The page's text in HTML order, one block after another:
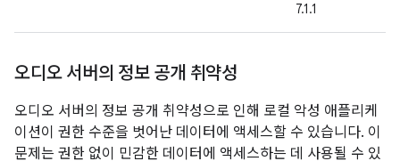
7.1.1
오디오 서버의 정보 공개 취약성
오디오 서버의 정보 공개 취약성으로 인해 로컬 악성 애플리케
이션이 권한 수준을 벗어난 데이터에 액세스할 수 있습니다. 이
문제는 권한 없이 민감한 데이터에 액세스하는 데 사용될 수 있